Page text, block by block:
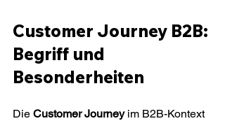
Customer Journey B2B:
Begriff und
Besonderheiten
Die Customer Journey im B2B-Kontext